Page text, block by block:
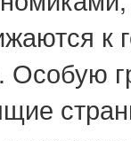
к
Особую